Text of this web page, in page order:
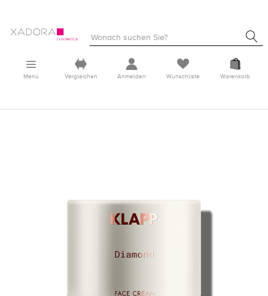
Menü Vergleichen Anmelden Wunschliste Warenkorb